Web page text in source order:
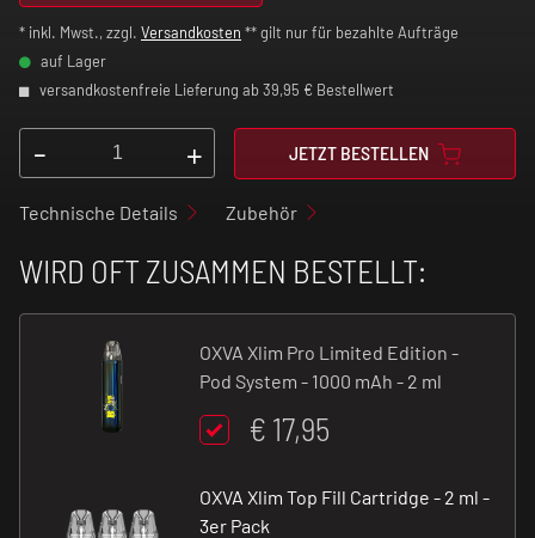
* inkl. Mwst., zzgl. Versandkosten ** gilt nur für bezahlte Aufträge
auf Lager
versandkostenfreie Lieferung ab 39,95 € Bestellwert
- + JETZT BESTELLEN
Technische Details Zubehör
WIRD OFT ZUSAMMEN BESTELLT:
OXVA Xlim Pro Limited Edition -
Pod System - 1000 mAh - 2 ml
€ 17,95
OXVA Xlim Top Fill Cartridge - 2 ml -
3er Pack